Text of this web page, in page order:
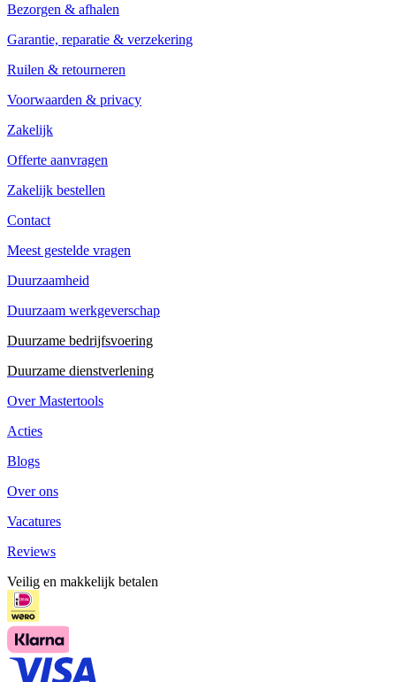
Bezorgen & afhalen
Garantie, reparatie & verzekering
Ruilen & retourneren
Voorwaarden & privacy
Zakelijk
Offerte aanvragen
Zakelijk bestellen
Contact
Meest gestelde vragen
Duurzaamheid
Duurzaam werkgeverschap
Duurzame bedrijfsvoering
Duurzame dienstverlening
Over Mastertools
Acties
Blogs
Over ons
Vacatures
Reviews
Veilig en makkelijk betalen